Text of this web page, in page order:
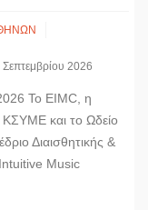
2026
Το EIMC, η
και το Ωδείο
Διαισθητικής &
Music